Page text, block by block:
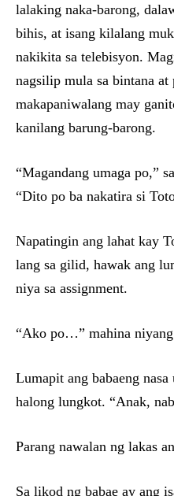
lalaking naka-barong,
bihis, at isang kilalang
nakikita sa telebisyon.
nagsilip mula sa bintana
makapaniwalang may
kanilang barung-barong.
“Magandang umaga po,”
“Dito po ba nakatira si
Napatingin ang lahat kay
lang sa gilid, hawak ang
niya sa assignment.
“Ako po…” mahina niyang
Lumapit ang babaeng
halong lungkot. “Anak,
Parang nawalan ng lakas
Sa likod ng babae ay ang